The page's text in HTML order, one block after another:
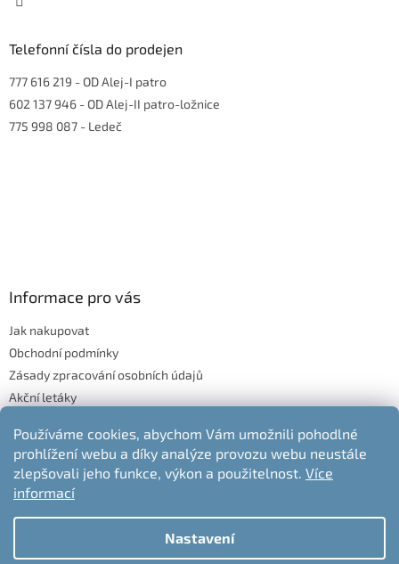
Používáme cookies, abychom Vám umožnili pohodlné
prohlížení webu a díky analýze provozu webu neustále
zlepšovali jeho funkce, výkon a použitelnost. Více
informací
Nastavení
Telefonní čísla do prodejen
777 616 219 - OD Alej-I patro
602 137 946 - OD Alej-II patro-ložnice
775 998 087 - Ledeč
Informace pro vás
Jak nakupovat
Obchodní podmínky
Zásady zpracování osobních údajů
Akční letáky
Moje objednávka
Odstoupení od kupní smlouvy
Vytvořil Shoptet